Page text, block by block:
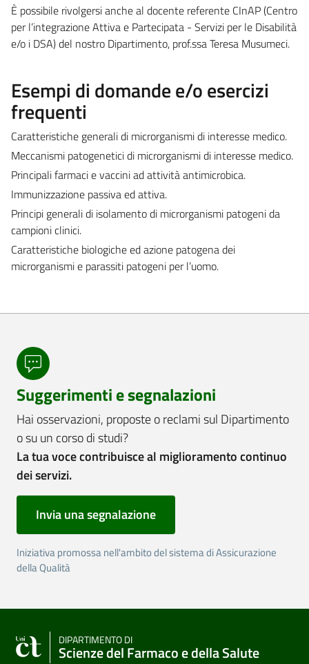
È possibile rivolgersi anche al docente referente CInAP (Centro
per l’integrazione Attiva e Partecipata - Servizi per le Disabilità
e/o i DSA) del nostro Dipartimento, prof.ssa Teresa Musumeci.
Esempi di domande e/o esercizi
frequenti
Caratteristiche generali di microrganismi di interesse medico.
Meccanismi patogenetici di microrganismi di interesse medico.
Principali farmaci e vaccini ad attività antimicrobica.
Immunizzazione passiva ed attiva.
Principi generali di isolamento di microrganismi patogeni da
campioni clinici.
Caratteristiche biologiche ed azione patogena dei
microrganismi e parassiti patogeni per l’uomo.
Suggerimenti e segnalazioni
Hai osservazioni, proposte o reclami sul Dipartimento
o su un corso di studi?
La tua voce contribuisce al miglioramento continuo
dei servizi.
Invia una segnalazione
Iniziativa promossa nell'ambito del sistema di Assicurazione
della Qualità
DIPARTIMENTO DI
Scienze del Farmaco e della Salute